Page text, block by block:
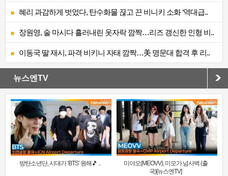
혜리 과감하게 벗었다, 탄수화물 끊고 끈 비니키 소화 ‘역대급..
장원영, 술 마시다 흘러내린 옷자락 깜짝…리즈 갱신한 인형 비..
이동국 딸 재시, 파격 비키니 자태 깜짝…美 명문대 합격 후 리..
뉴스엔TV
방탄소년단, 시대가 ‘BTS’ 원해🎵 ..
미야오(MEOVV), 미모가 넘사벽 (출
국)[뉴스엔TV]